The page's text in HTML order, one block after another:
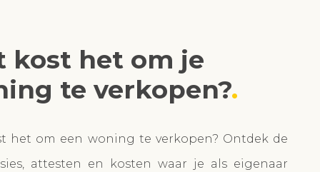
kost het om je
te verkopen?
het om een woning te verkopen? Ontdek de
attesten en kosten waar je als eigenaar